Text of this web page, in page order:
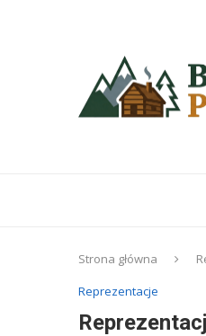
Strona główna
Reprezentacje